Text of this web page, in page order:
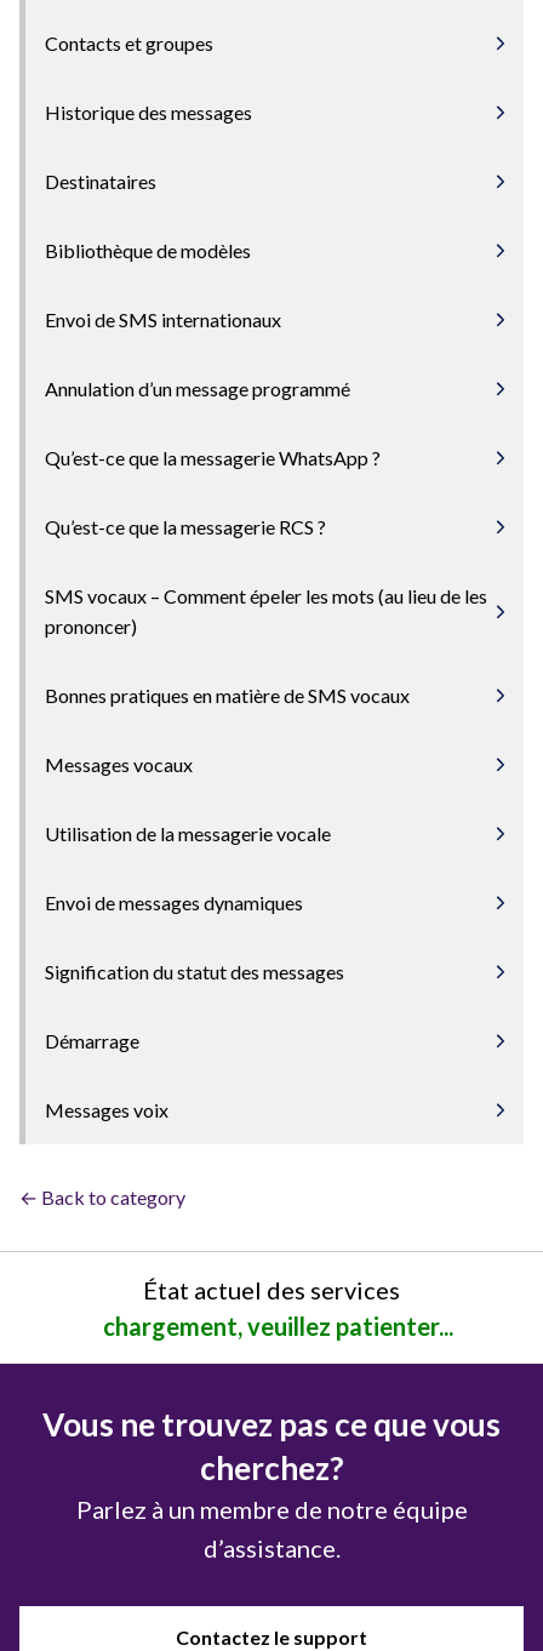
Contacts et groupes
Historique des messages
Destinataires
Bibliothèque de modèles
Envoi de SMS internationaux
Annulation d’un message programmé
Qu’est-ce que la messagerie WhatsApp ?
Qu’est-ce que la messagerie RCS ?
SMS vocaux – Comment épeler les mots (au lieu de les
prononcer)
Bonnes pratiques en matière de SMS vocaux
Messages vocaux
Utilisation de la messagerie vocale
Envoi de messages dynamiques
Signification du statut des messages
Démarrage
Messages voix
← Back to category
État actuel des services
chargement, veuillez patienter...
Vous ne trouvez pas ce que vous
cherchez?
Parlez à un membre de notre équipe
d’assistance.
Contactez le support